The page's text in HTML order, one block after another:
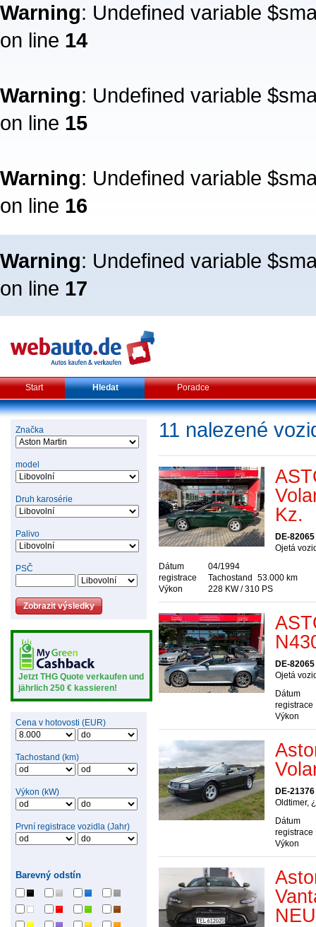
Warning: Undefined variable
on line 14
Warning: Undefined variable
on line 15
Warning: Undefined variable
on line 16
Warning: Undefined variable
on line 17
Start Hledat Poradce
Značka
model
Druh karosérie
Palivo
PSČ
Jetzt THG Quote verkaufen und
jährlich 250 € kassieren!
Cena v hotovosti (EUR)
Tachostand (km)
Výkon (kW)
První registrace vozidla (Jahr)
Barevný odstín
11 nalezené
Kz.
DE-
Ojetá
Dátum
registrace
04/1994
Tachostand
53.000 km
Výkon
228 KW / 310 PS
DE-
Ojetá
Dátum
registrace
Výkon
DE-
Oldtimer,
Dátum
registrace
Výkon